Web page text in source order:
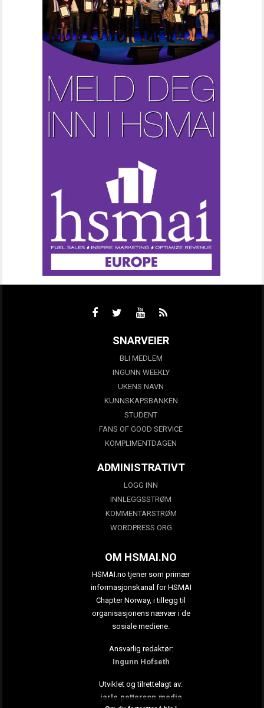
SNARVEIER
BLI MEDLEM
INGUNN WEEKLY
UKENS NAVN
KUNNSKAPSBANKEN
STUDENT
FANS OF GOOD SERVICE
KOMPLIMENTDAGEN
ADMINISTRATIVT
LOGG INN
INNLEGGSSTRØM
KOMMENTARSTRØM
WORDPRESS.ORG
OM HSMAI.NO
HSMAI.no tjener som primær
informasjonskanal for HSMAI
Chapter Norway, i tillegg til
organisasjonens nærvær i de
sosiale mediene.
Ansvarlig redaktør:
Ingunn Hofseth
Utviklet og tilrettelagt av:
jarle.petterson.media